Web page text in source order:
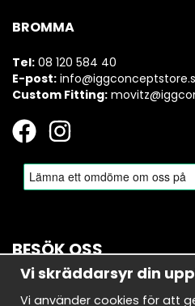
BROMMA
Tel: 08 120 584 40
E-post:
Custom Fitting:
BESÖK OSS
Bryggerivägen 10
Vi skräddarsyr din
Vi använder cookies för att